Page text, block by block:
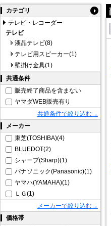
カテゴリ
テレビ・レコーダー
テレビ
液晶テレビ(8)
テレビ用スピーカー(1)
壁掛け金具(1)
共通条件
販売終了商品を含まない
ヤマダWEB販売有り
共通条件で絞り込む→
メーカー
東芝(TOSHIBA)(4)
BLUEDOT(2)
シャープ(Sharp)(1)
パナソニック(Panasonic)(1)
ヤマハ(YAMAHA)(1)
ＬＧ(1)
メーカーで絞り込む→
価格帯